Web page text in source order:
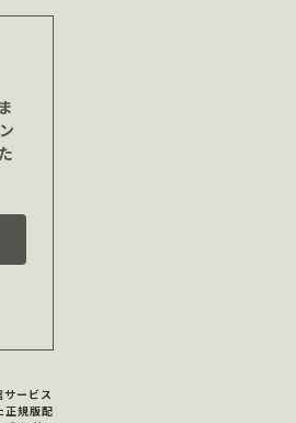
ービス
正規版配